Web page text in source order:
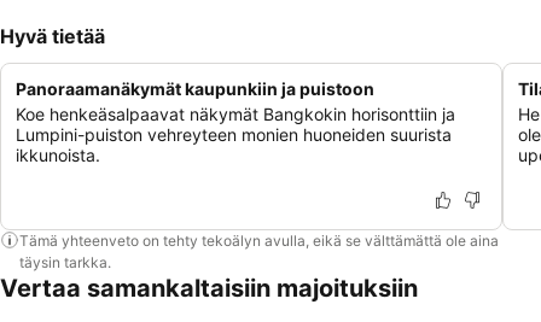
Hyvä tietää
Panoraamanäkymät kaupunkiin ja puistoon
Koe henkeäsalpaavat näkymät Bangkokin horisonttiin ja
Lumpini-puiston vehreyteen monien huoneiden suurista
ikkunoista.
Tämä yhteenveto on tehty tekoälyn avulla, eikä se välttämättä ole aina
täysin tarkka.
Vertaa samankaltaisiin majoituksiin